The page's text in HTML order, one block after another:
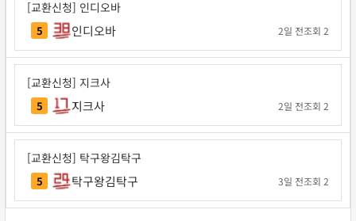
[교환신청] 인디오바
5 인디오바 2일 전조회 2
[교환신청] 지크사
5 지크사 2일 전조회 2
[교환신청] 탁구왕김탁구
5 탁구왕김탁구 3일 전조회 2